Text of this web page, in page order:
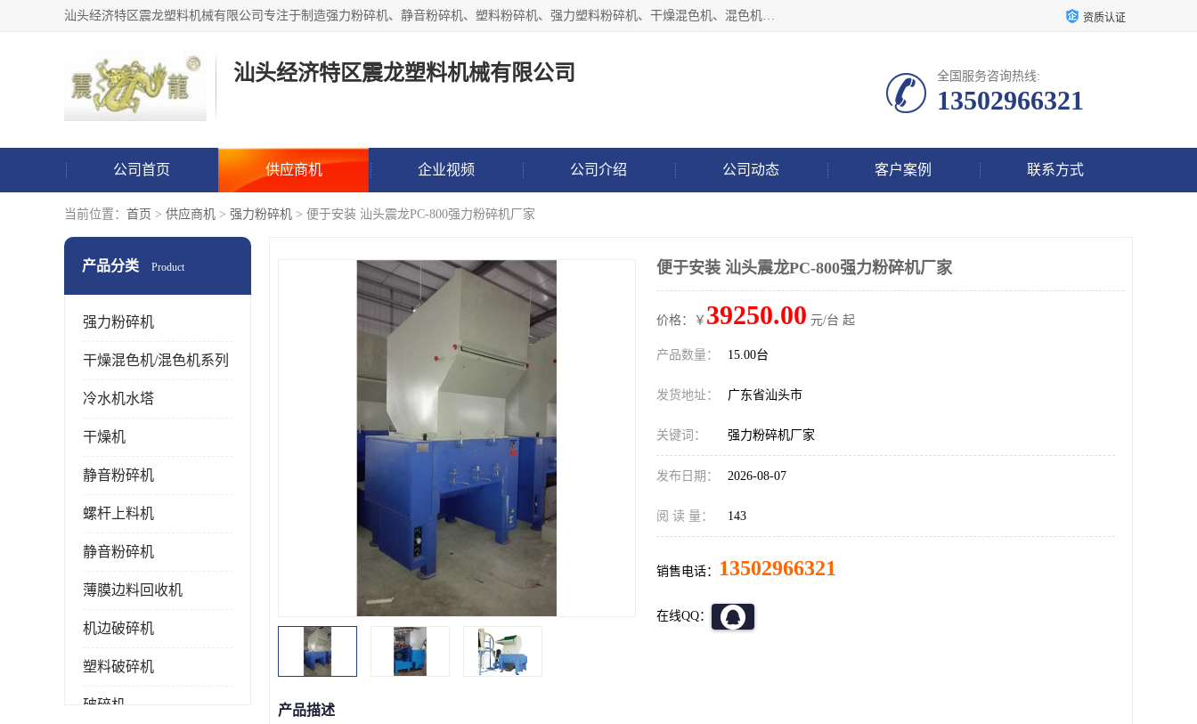
汕头经济特区震龙塑料机械有限公司专注于制造强力粉碎机、静音粉碎机、塑料粉碎机、强力塑料粉碎机、干燥混色机、混色机、冷水机、上料机等塑料辅助机械。 资质认证
汕头经济特区震龙塑料机械有限公司 全国服务咨询热线:
13502966321
公司首页 供应商机 企业视频 公司介绍 公司动态 客户案例 联系方式
当前位置： 首页 > 供应商机 > 强力粉碎机 > 便于安装 汕头震龙PC-800强力粉碎机厂家
产品分类 Product
强力粉碎机
干燥混色机/混色机系列
冷水机水塔
干燥机
静音粉碎机
螺杆上料机
静音粉碎机
薄膜边料回收机
机边破碎机
塑料破碎机
破碎机
便于安装 汕头震龙PC-800强力粉碎机厂家
价格：￥ 39250.00 元/台 起
产品数量： 15.00台
发货地址： 广东省汕头市
关键词： 强力粉碎机厂家
发布日期： 2026-08-07
阅 读 量： 143
销售电话： 13502966321
在线QQ：
产品描述